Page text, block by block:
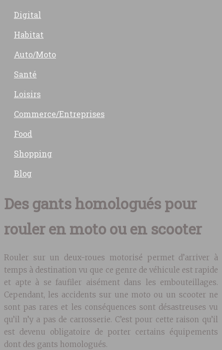
Digital
Habitat
Auto/Moto
Santé
Loisirs
Commerce/Entreprises
Food
Shopping
Blog
Des gants homologués pour
rouler en moto ou en scooter
Rouler sur un deux-roues motorisé permet d’arriver à
temps à destination vu que ce genre de véhicule est rapide
et apte à se faufiler aisément dans les embouteillages.
Cependant, les accidents sur une moto ou un scooter ne
sont pas rares et les conséquences sont désastreuses vu
qu’il n’y a pas de carrosserie. C’est pour cette raison qu’il
est devenu obligatoire de porter certains équipements
dont des gants homologués.